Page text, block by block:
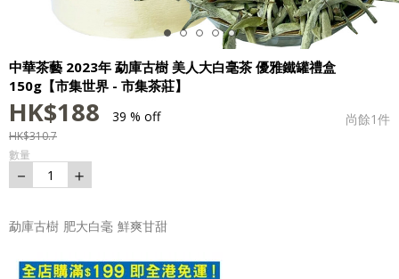
中華茶藝 2023年 勐庫古樹 美人大白毫茶 優雅鐵罐禮盒
150g【市集世界 - 市集茶莊】
HK$188 39 % off 尚餘1件
HK$310.7
數量
－ 1 ＋
勐庫古樹 肥大白毫 鮮爽甘甜